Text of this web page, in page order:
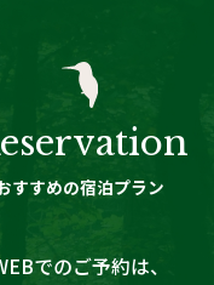
すすめの宿泊プラン
でのご予約は、